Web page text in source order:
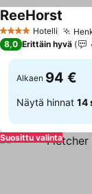
4 Tähtiluokitus
Hotelli
ReeHorst
8,0 Erittäin hyvä
Alkaen 94 €
Näytä hinnat 14
Suosittu valinta